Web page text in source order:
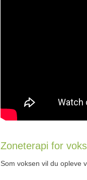
Zoneterapi for
Som voksen vil du